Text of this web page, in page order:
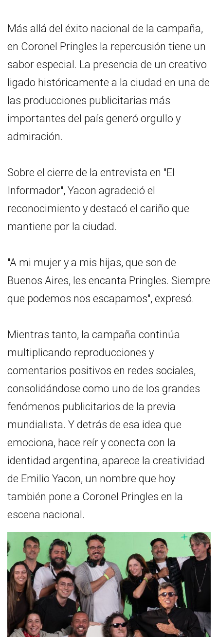
Más allá del éxito nacional de la campaña,
en Coronel Pringles la repercusión tiene un
sabor especial. La presencia de un creativo
ligado históricamente a la ciudad en una de
las producciones publicitarias más
importantes del país generó orgullo y
admiración.
Sobre el cierre de la entrevista en "El
Informador", Yacon agradeció el
reconocimiento y destacó el cariño que
mantiene por la ciudad.
"A mi mujer y a mis hijas, que son de
Buenos Aires, les encanta Pringles. Siempre
que podemos nos escapamos", expresó.
Mientras tanto, la campaña continúa
multiplicando reproducciones y
comentarios positivos en redes sociales,
consolidándose como uno de los grandes
fenómenos publicitarios de la previa
mundialista. Y detrás de esa idea que
emociona, hace reír y conecta con la
identidad argentina, aparece la creatividad
de Emilio Yacon, un nombre que hoy
también pone a Coronel Pringles en la
escena nacional.